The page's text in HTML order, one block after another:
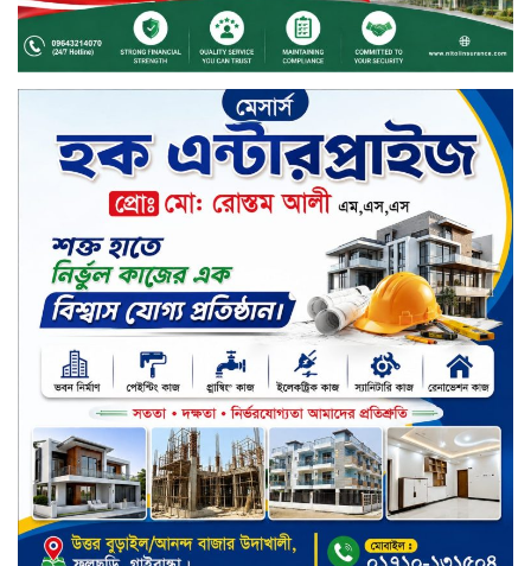
বর্ষায় মানুষের পাশে বাংলালিংক; ১০
সিটি করপোরেশনে ১২ হাজারের বেশি
রেইনকোট বিতরণ
চুয়াডাঙ্গার জীবননগর সীমান্তে
বিএসএফের ৩ জনকে পুশ-ইন চেষ্টা
প্রতিহত করল বিজিবি
সিলেট জুড়ে বিষধর সাপ গুলো জঙ্গল
ছেড়ে লোকালয়ে আশ্রয় খুঁজছে
স্ট্যান্ডার্ড ইসলামী ব্যাংক পিএলসি.-এর
টাউন হল মিটিং-২০২৬ অনুষ্ঠিত
বিদায়ী সপ্তাহে দর পতনের শীর্ষে এস
আলম কোল্ড রোল্ড